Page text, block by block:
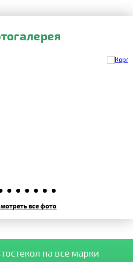
все фото
на все марки